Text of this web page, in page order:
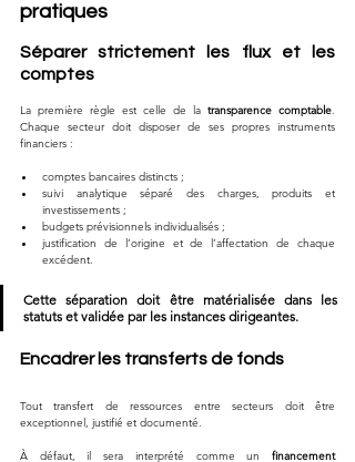
pratiques
Séparer strictement les flux et les
comptes
La première règle est celle de la transparence comptable.
Chaque secteur doit disposer de ses propres instruments
financiers :
comptes bancaires distincts ;
suivi analytique séparé des charges, produits et
investissements ;
budgets prévisionnels individualisés ;
justification de l’origine et de l’affectation de chaque
excédent.
Cette séparation doit être matérialisée dans les
statuts et validée par les instances dirigeantes.
Encadrer les transferts de fonds
Tout transfert de ressources entre secteurs doit être
exceptionnel, justifié et documenté.
À défaut, il sera interprété comme un financement